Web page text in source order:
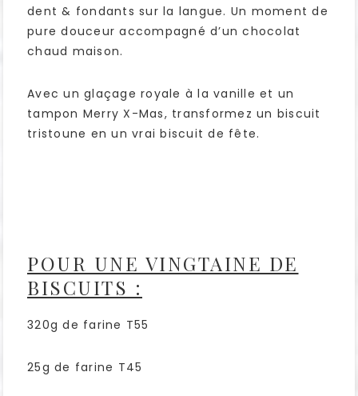
dent & fondants sur la langue. Un moment de
pure douceur accompagné d’un chocolat
chaud maison.
Avec un glaçage royale à la vanille et un
tampon Merry X-Mas, transformez un biscuit
tristoune en un vrai biscuit de fête.
POUR UNE VINGTAINE DE
BISCUITS :
320g de farine T55
25g de farine T45